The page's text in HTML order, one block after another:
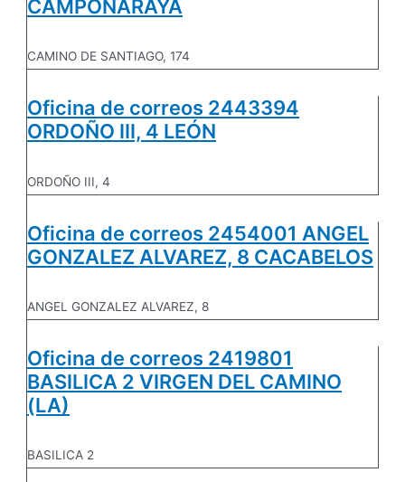
CAMPONARAYA
CAMINO DE SANTIAGO, 174
Oficina de correos 2443394
ORDOÑO III, 4 LEÓN
ORDOÑO III, 4
Oficina de correos 2454001 ANGEL
GONZALEZ ALVAREZ, 8 CACABELOS
ANGEL GONZALEZ ALVAREZ, 8
Oficina de correos 2419801
BASILICA 2 VIRGEN DEL CAMINO
(LA)
BASILICA 2